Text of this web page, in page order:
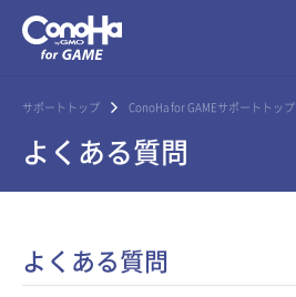
サポートトップ ConoHa for GAMEサポートトップ
よくある質問
よくある質問